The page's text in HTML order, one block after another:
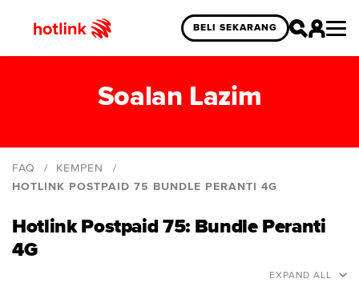
BELI SEKARANG
Soalan Lazim
FAQ
KEMPEN
HOTLINK POSTPAID 75 BUNDLE PERANTI 4G
Hotlink Uni Legends Challenge
Hotlink Postpaid 75: Bundle Peranti
4G
EXPAND ALL